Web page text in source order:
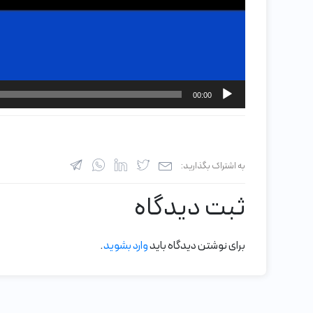
00:00
به اشتراک بگذارید:
ثبت دیدگاه
برای نوشتن دیدگاه بایدوارد بشوید.